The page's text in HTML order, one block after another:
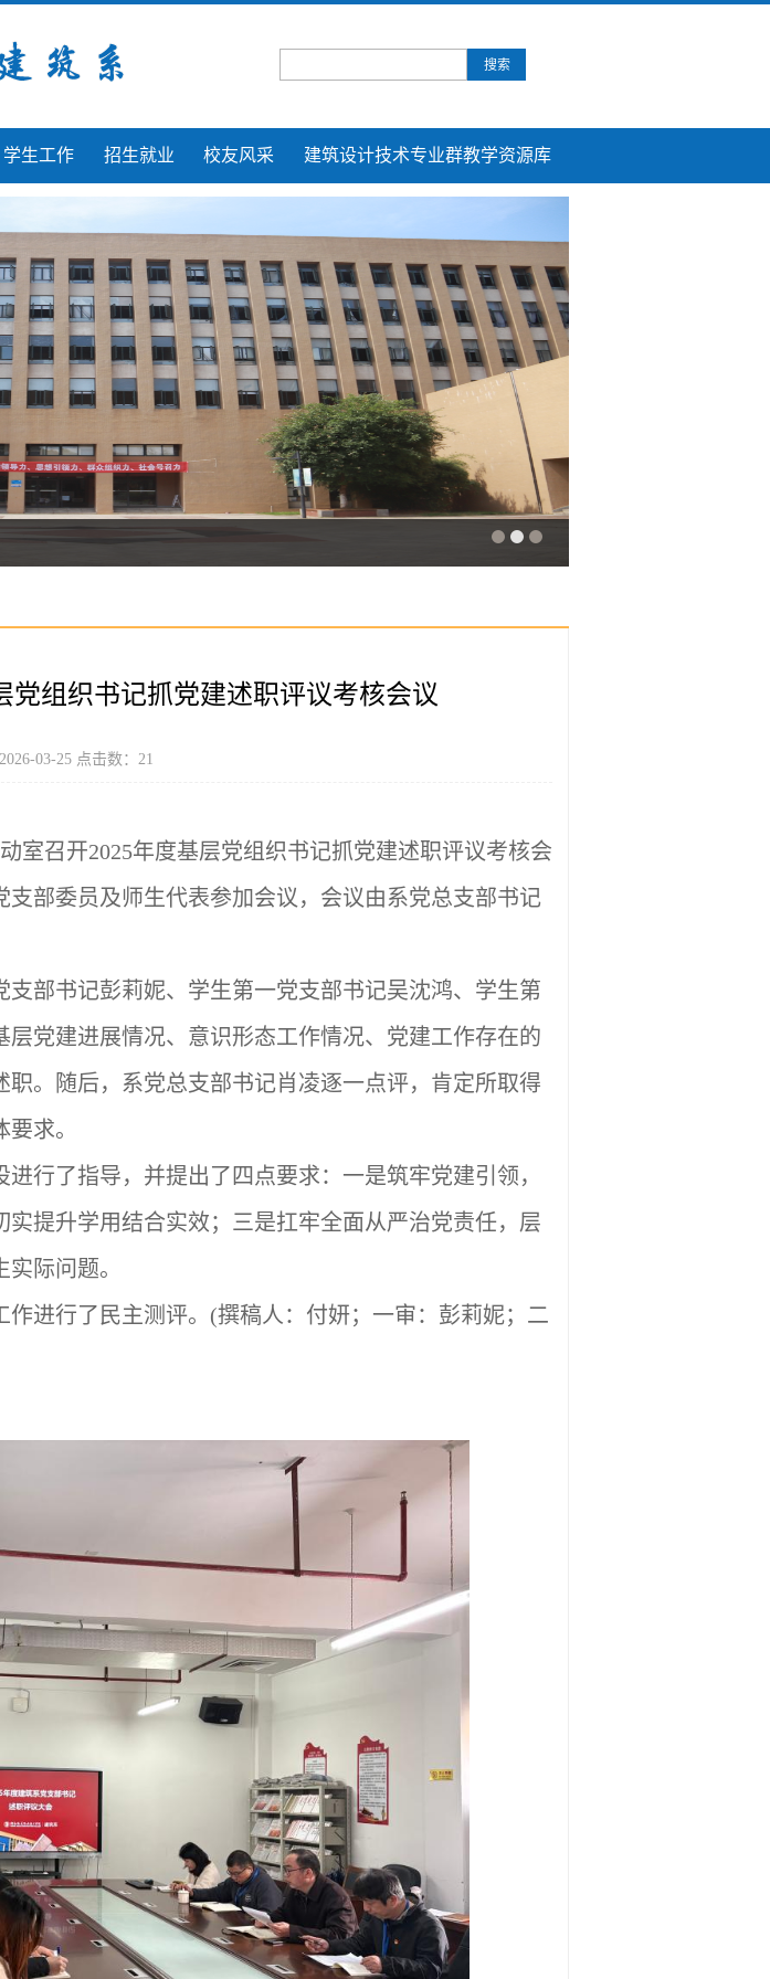
学生工作 招生就业 校友风采 建筑设计技术专业群教学资源库
党组织书记抓党建述职评议考核会议
03-25 点击数： 21
室召开2025年度基层党组织书记抓党建述职评议考核会
部委员及师生代表参加会议，会议由系党总支部书记
部书记彭莉妮、学生第一党支部书记吴沈鸿、学生第
党建进展情况、意识形态工作情况、党建工作存在的
。随后，系党总支部书记肖凌逐一点评，肯定所取得
求。
行了指导，并提出了四点要求：一是筑牢党建引领，
提升学用结合实效；三是扛牢全面从严治党责任，层
际问题。
进行了民主测评。(撰稿人：付妍；一审：彭莉妮；二